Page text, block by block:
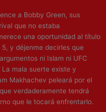
a Bobby Green, sus
que no estaba
una oportunidad al título
y déjenme decirles que
ni Islam ni UFC
mala suerte existe y
Makhachev peleará por el
verdaderamente tendrá
que le tocará enfrentarlo.